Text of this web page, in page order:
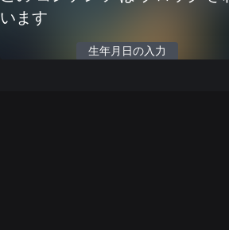
います
生年月日の入力